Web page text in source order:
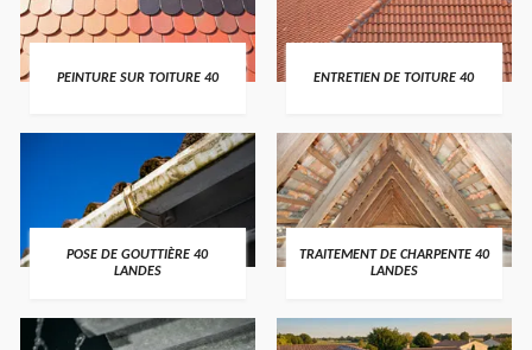
PEINTURE SUR TOITURE 40 ENTRETIEN DE TOITURE 40
POSE DE GOUTTIÈRE 40
LANDES
TRAITEMENT DE CHARPENTE 40
LANDES